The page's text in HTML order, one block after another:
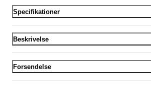
Specifikationer
Beskrivelse
Forsendelse